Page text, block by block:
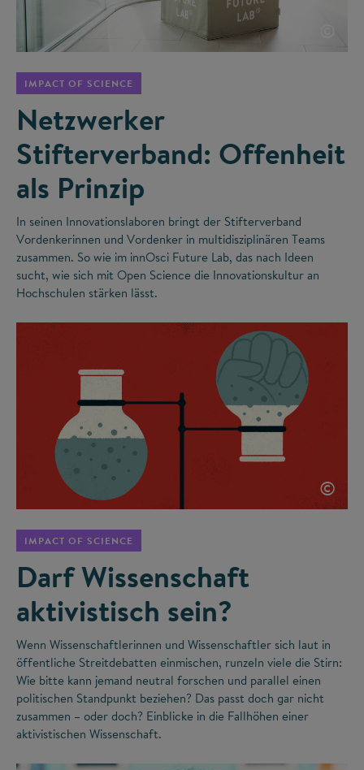
IMPACT OF SCIENCE
Netzwerker
Stifterverband: Offenheit
als Prinzip
In seinen Innovationslaboren bringt der Stifterverband
Vordenkerinnen und Vordenker in multidisziplinären Teams
zusammen. So wie im innOsci Future Lab, das nach Ideen
sucht, wie sich mit Open Science die Innovationskultur an
Hochschulen stärken lässt.
©
IMPACT OF SCIENCE
Darf Wissenschaft
aktivistisch sein?
Wenn Wissenschaftlerinnen und Wissenschaftler sich laut in
öffentliche Streitdebatten einmischen, runzeln viele die Stirn:
Wie bitte kann jemand neutral forschen und parallel einen
politischen Standpunkt beziehen? Das passt doch gar nicht
zusammen – oder doch? Einblicke in die Fallhöhen einer
aktivistischen Wissenschaft.